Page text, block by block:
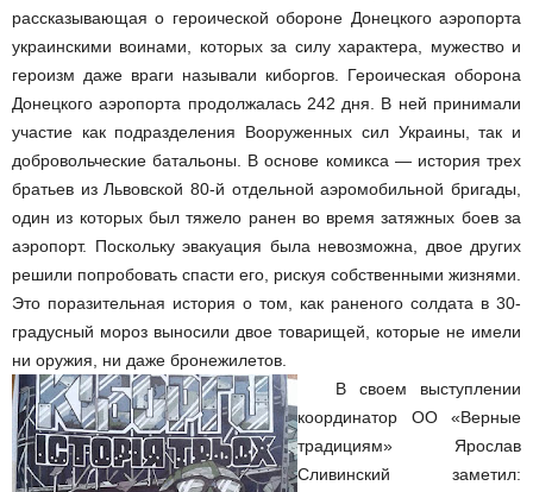
рассказывающая о героической обороне Донецкого аэропорта
украинскими воинами, которых за силу характера, мужество и
героизм даже враги называли киборгов. Героическая оборона
Донецкого аэропорта продолжалась 242 дня. В ней принимали
участие как подразделения Вооруженных сил Украины, так и
добровольческие батальоны. В основе комикса — история трех
братьев из Львовской 80-й отдельной аэромобильной бригады,
один из которых был тяжело ранен во время затяжных боев за
аэропорт. Поскольку эвакуация была невозможна, двое других
решили попробовать спасти его, рискуя собственными жизнями.
Это поразительная история о том, как раненого солдата в 30-
градусный мороз выносили двое товарищей, которые не имели
ни оружия, ни даже бронежилетов.
В своем выступлении
координатор ОО «Верные
традициям» Ярослав
Сливинский заметил: